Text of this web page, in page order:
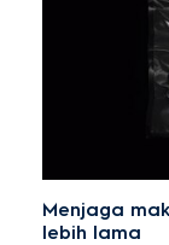
Menjaga
lebih lama